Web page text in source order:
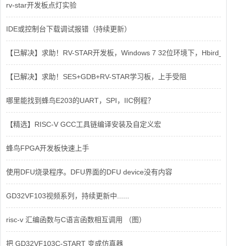
rv-star开发板点灯实验
IDE或控制台下载调试报错（持续更新）
【已解决】求助！RV-STAR开发板，Windows 7 32位环境下，
【已解决】求助！SES+GDB+RV-STAR学习板，上手受阻
哪里能找到蜂鸟E203的UART，SPI，IIC例程？
【精选】RISC-V GCC工具链编译安装及自定义宏
蜂鸟FPGA开发板快速上手
使用DFU烧录程序。DFU界面的DFU device没有内容
GD32VF103视频系列，持续更新中......
risc-v 汇编函数与C语言函数相互调用 （图）
把 GD32VF103C-START 变成仿真器